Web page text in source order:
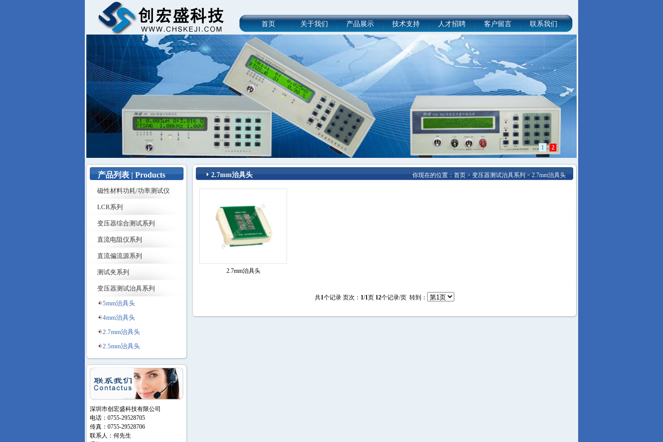
首页 关于我们 产品展示 技术支持 人才招聘 客户留言 联系我们
1 2
产品列表 | Products
磁性材料功耗/功率测试仪
LCR系列
变压器综合测试系列
直流电阻仪系列
直流偏流源系列
测试夹系列
变压器测试治具系列
5mm治具头
4mm治具头
2.7mm治具头
2.5mm治具头
深圳市创宏盛科技有限公司
电话：0755-29528705
传真：0755-29528706
联系人：何先生
2.7mm治具头 你现在的位置： 首页 > 变压器测试治具系列 > 2.7mm治具头
2.7mm治具头
共1个记录 页次： 1/1页 12个记录/页 转到：